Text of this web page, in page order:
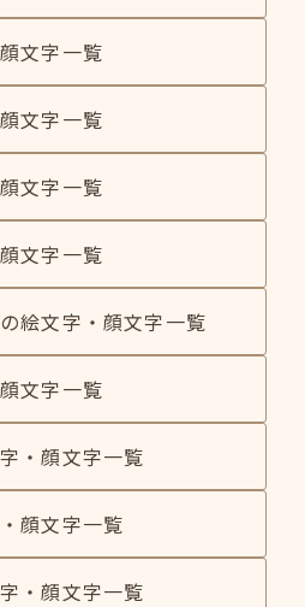
文字一覧
文字一覧
文字一覧
文字一覧
絵文字・顔文字一覧
文字一覧
・顔文字一覧
顔文字一覧
・顔文字一覧